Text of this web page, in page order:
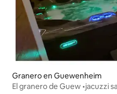
Granero en Guewenheim
El granero de Guew •jacuzzi